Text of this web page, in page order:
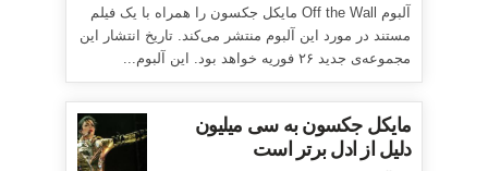
آلبوم Off the Wall مایکل جکسون را همراه با یک فیلم
مستند در مورد این آلبوم منتشر می‌کند. تاریخ انتشار این
مجموعه‌ی جدید ۲۶ فوریه خواهد بود. این آلبوم...
مایکل جکسون به سی میلیون
دلیل از ادل برتر است